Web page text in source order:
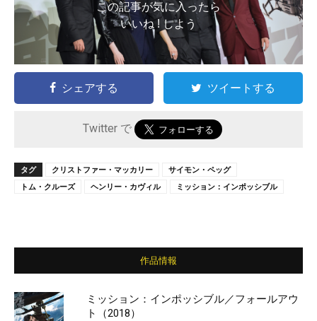
この記事が気に入ったら
いいね ! しよう
シェアする ツイートする
Twitter で
タグ クリストファー・マッカリー
サイモン・ペッグ
トム・クルーズ
ヘンリー・カヴィル ミッション：インポッシブル
作品情報
ミッション：インポッシブル／フォールアウ
ト（2018）